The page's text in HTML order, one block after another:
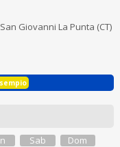
Giovanni La Punta (CT)
Sab
Dom